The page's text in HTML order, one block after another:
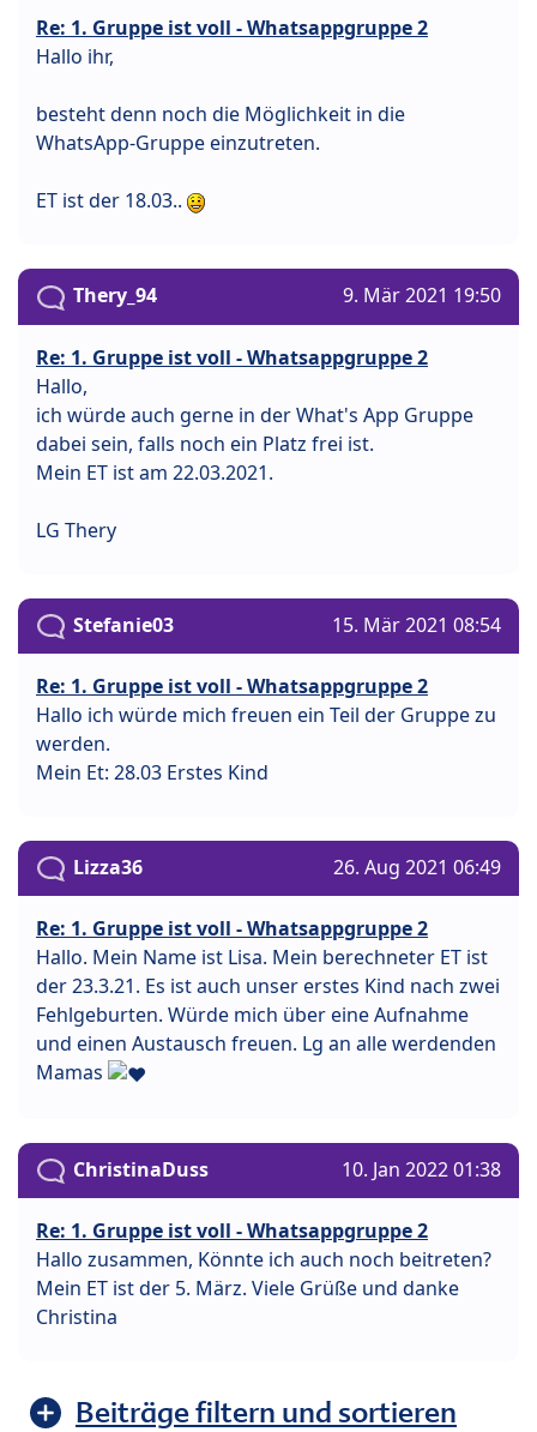
Re: 1. Gruppe ist voll - Whatsappgruppe 2
Hallo ihr,
besteht denn noch die Möglichkeit in die
WhatsApp-Gruppe einzutreten.
ET ist der 18.03..
Thery_94 9. Mär 2021 19:50
Re: 1. Gruppe ist voll - Whatsappgruppe 2
Hallo,
ich würde auch gerne in der What's App Gruppe
dabei sein, falls noch ein Platz frei ist.
Mein ET ist am 22.03.2021.
LG Thery
Stefanie03 15. Mär 2021 08:54
Re: 1. Gruppe ist voll - Whatsappgruppe 2
Hallo ich würde mich freuen ein Teil der Gruppe zu
werden.
Mein Et: 28.03 Erstes Kind
Lizza36 26. Aug 2021 06:49
Re: 1. Gruppe ist voll - Whatsappgruppe 2
Hallo. Mein Name ist Lisa. Mein berechneter ET ist
der 23.3.21. Es ist auch unser erstes Kind nach zwei
Fehlgeburten. Würde mich über eine Aufnahme
und einen Austausch freuen. Lg an alle werdenden
Mamas
ChristinaDuss 10. Jan 2022 01:38
Re: 1. Gruppe ist voll - Whatsappgruppe 2
Hallo zusammen, Könnte ich auch noch beitreten?
Mein ET ist der 5. März. Viele Grüße und danke
Christina
Beiträge filtern und sortieren